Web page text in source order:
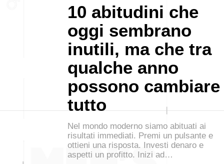
10 abitudini che
oggi sembrano
inutili, ma che tra
qualche anno
possono cambiare
tutto
Nel mondo moderno siamo abituati ai
risultati immediati. Premi un pulsante e
ottieni una risposta. Investi denaro e
aspetti un profitto. Inizi ad…